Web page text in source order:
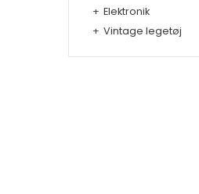
+ Elektronik
+ Vintage legetøj